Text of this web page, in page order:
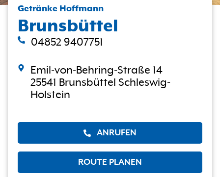
Getränke Hoffmann
Brunsbüttel
04852 9407751
Emil-von-Behring-Straße 14
25541 Brunsbüttel Schleswig-
Holstein
ANRUFEN
ROUTE PLANEN